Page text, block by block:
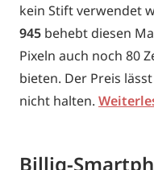
kein Stift verwendet
945 behebt diesen
Pixeln auch noch 80
bieten. Der Preis
nicht halten.
Billig-